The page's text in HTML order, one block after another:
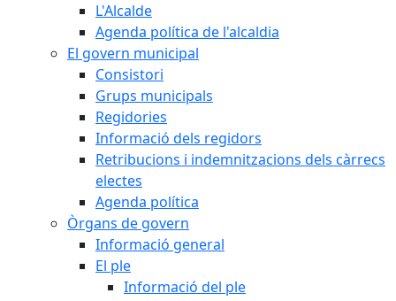
L'Alcalde
Agenda política de l'alcaldia
El govern municipal
Consistori
Grups municipals
Regidories
Informació dels regidors
Retribucions i indemnitzacions dels càrrecs
electes
Agenda política
Òrgans de govern
Informació general
El ple
Informació del ple